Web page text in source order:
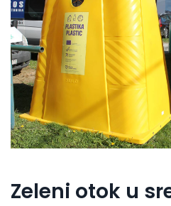
Zeleni otok u